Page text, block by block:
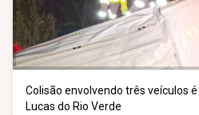
Colisão envolvendo três veículos
Lucas do Rio Verde